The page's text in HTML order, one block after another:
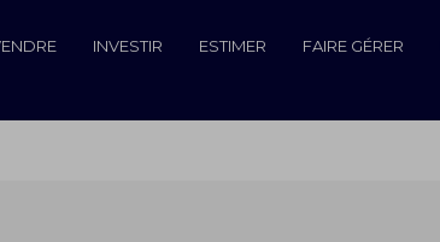
INVESTIR ESTIMER FAIRE GÉRER